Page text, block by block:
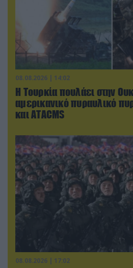
08.08.2026 | 14:02
Η Τουρκία πουλάει στην
αμερικανικό πυραυλικό
και ΑΤΑCMS
08.08.2026 | 17:02